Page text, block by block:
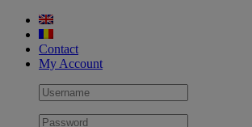
Skip
contentContact
My Account